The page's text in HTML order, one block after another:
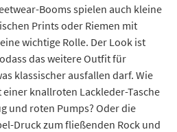
Booms spielen auch kleine
Prints oder Riemen mit
wichtige Rolle. Der Look ist
das weitere Outfit für
klassischer ausfallen darf. Wie
knallroten Lackleder-Tasche
und roten Pumps? Oder die
Druck zum fließenden Rock und